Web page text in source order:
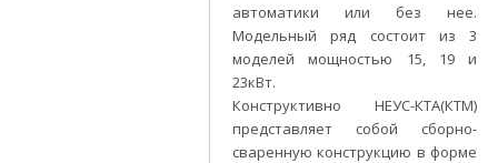
автоматики или без нее.
Модельный ряд состоит из 3
моделей мощностью 15, 19 и
23кВт.
Конструктивно НЕУС-КТА(КТМ)
представляет собой сборно-
сваренную конструкцию в форме